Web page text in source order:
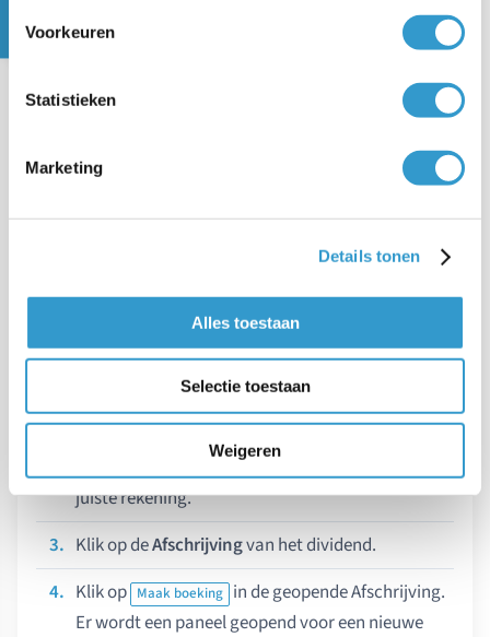
Voorkeuren
Statistieken
Marketing
Details tonen
Alles toestaan
Selectie toestaan
Weigeren
Klik in de boeking bij
Mogelijke koppelingen
op
Klik op
Het dividend is nu geboekt.
Boeken van de banktransactie van het
dividend
Wanneer je uiteindelijk daadwerkelijk het geld hebt
ontvangen boek je dit weer op jeRekening courant.
Ga naarNog te doenlinks in het hoofdmenu.
Boek de bij- en afschrijvingen
juiste rekening.
Klik op deAfschrijvingvan het dividend.
Klik op Maak boeking in de geopende Afschrijving.
Er wordt een paneel geopend voor een nieuwe